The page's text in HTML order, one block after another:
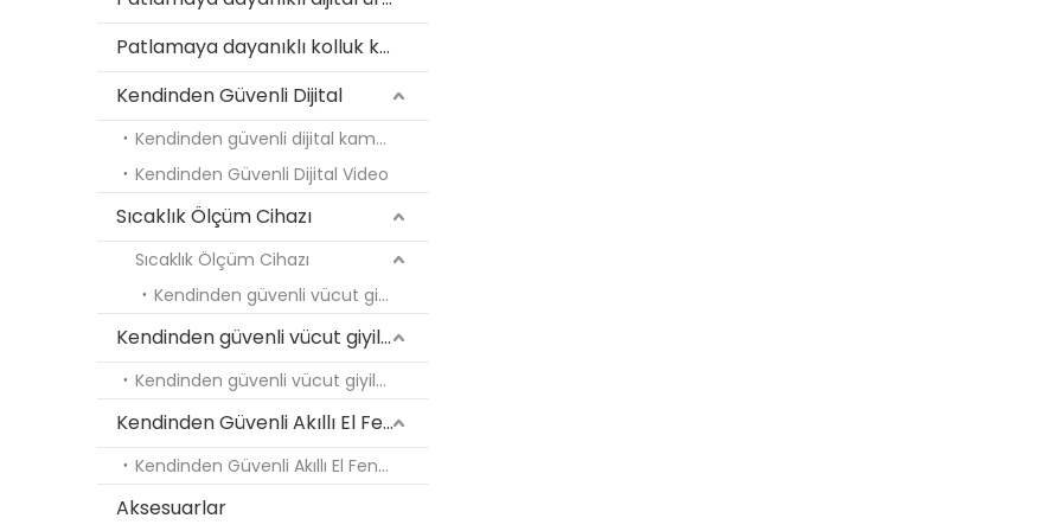
Patlamaya dayanıklı kolluk kuvveti aracı
Kendinden Güvenli Dijital
Kendinden güvenli dijital kamera
Kendinden Güvenli Dijital Video
Sıcaklık Ölçüm Cihazı
Sıcaklık Ölçüm Cihazı
Kendinden güvenli vücut giyilen kamera
Kendinden güvenli vücut giyilen kamera
Kendinden güvenli vücut giyilen kamera
Kendinden Güvenli Akıllı El Feneri
Kendinden Güvenli Akıllı El Feneri
Aksesuarlar
2026-05-11
Tehlikeli Alanlar İçin Termal Görüntüleme Akıllı Telefonları: Muayene İletişimin Ötesinde Kullanım Alanları
ATEX termal akıllı telefonlarla endüstriyel güvenliği modernleştirin. Yalıtılmış eski araçları, Ex